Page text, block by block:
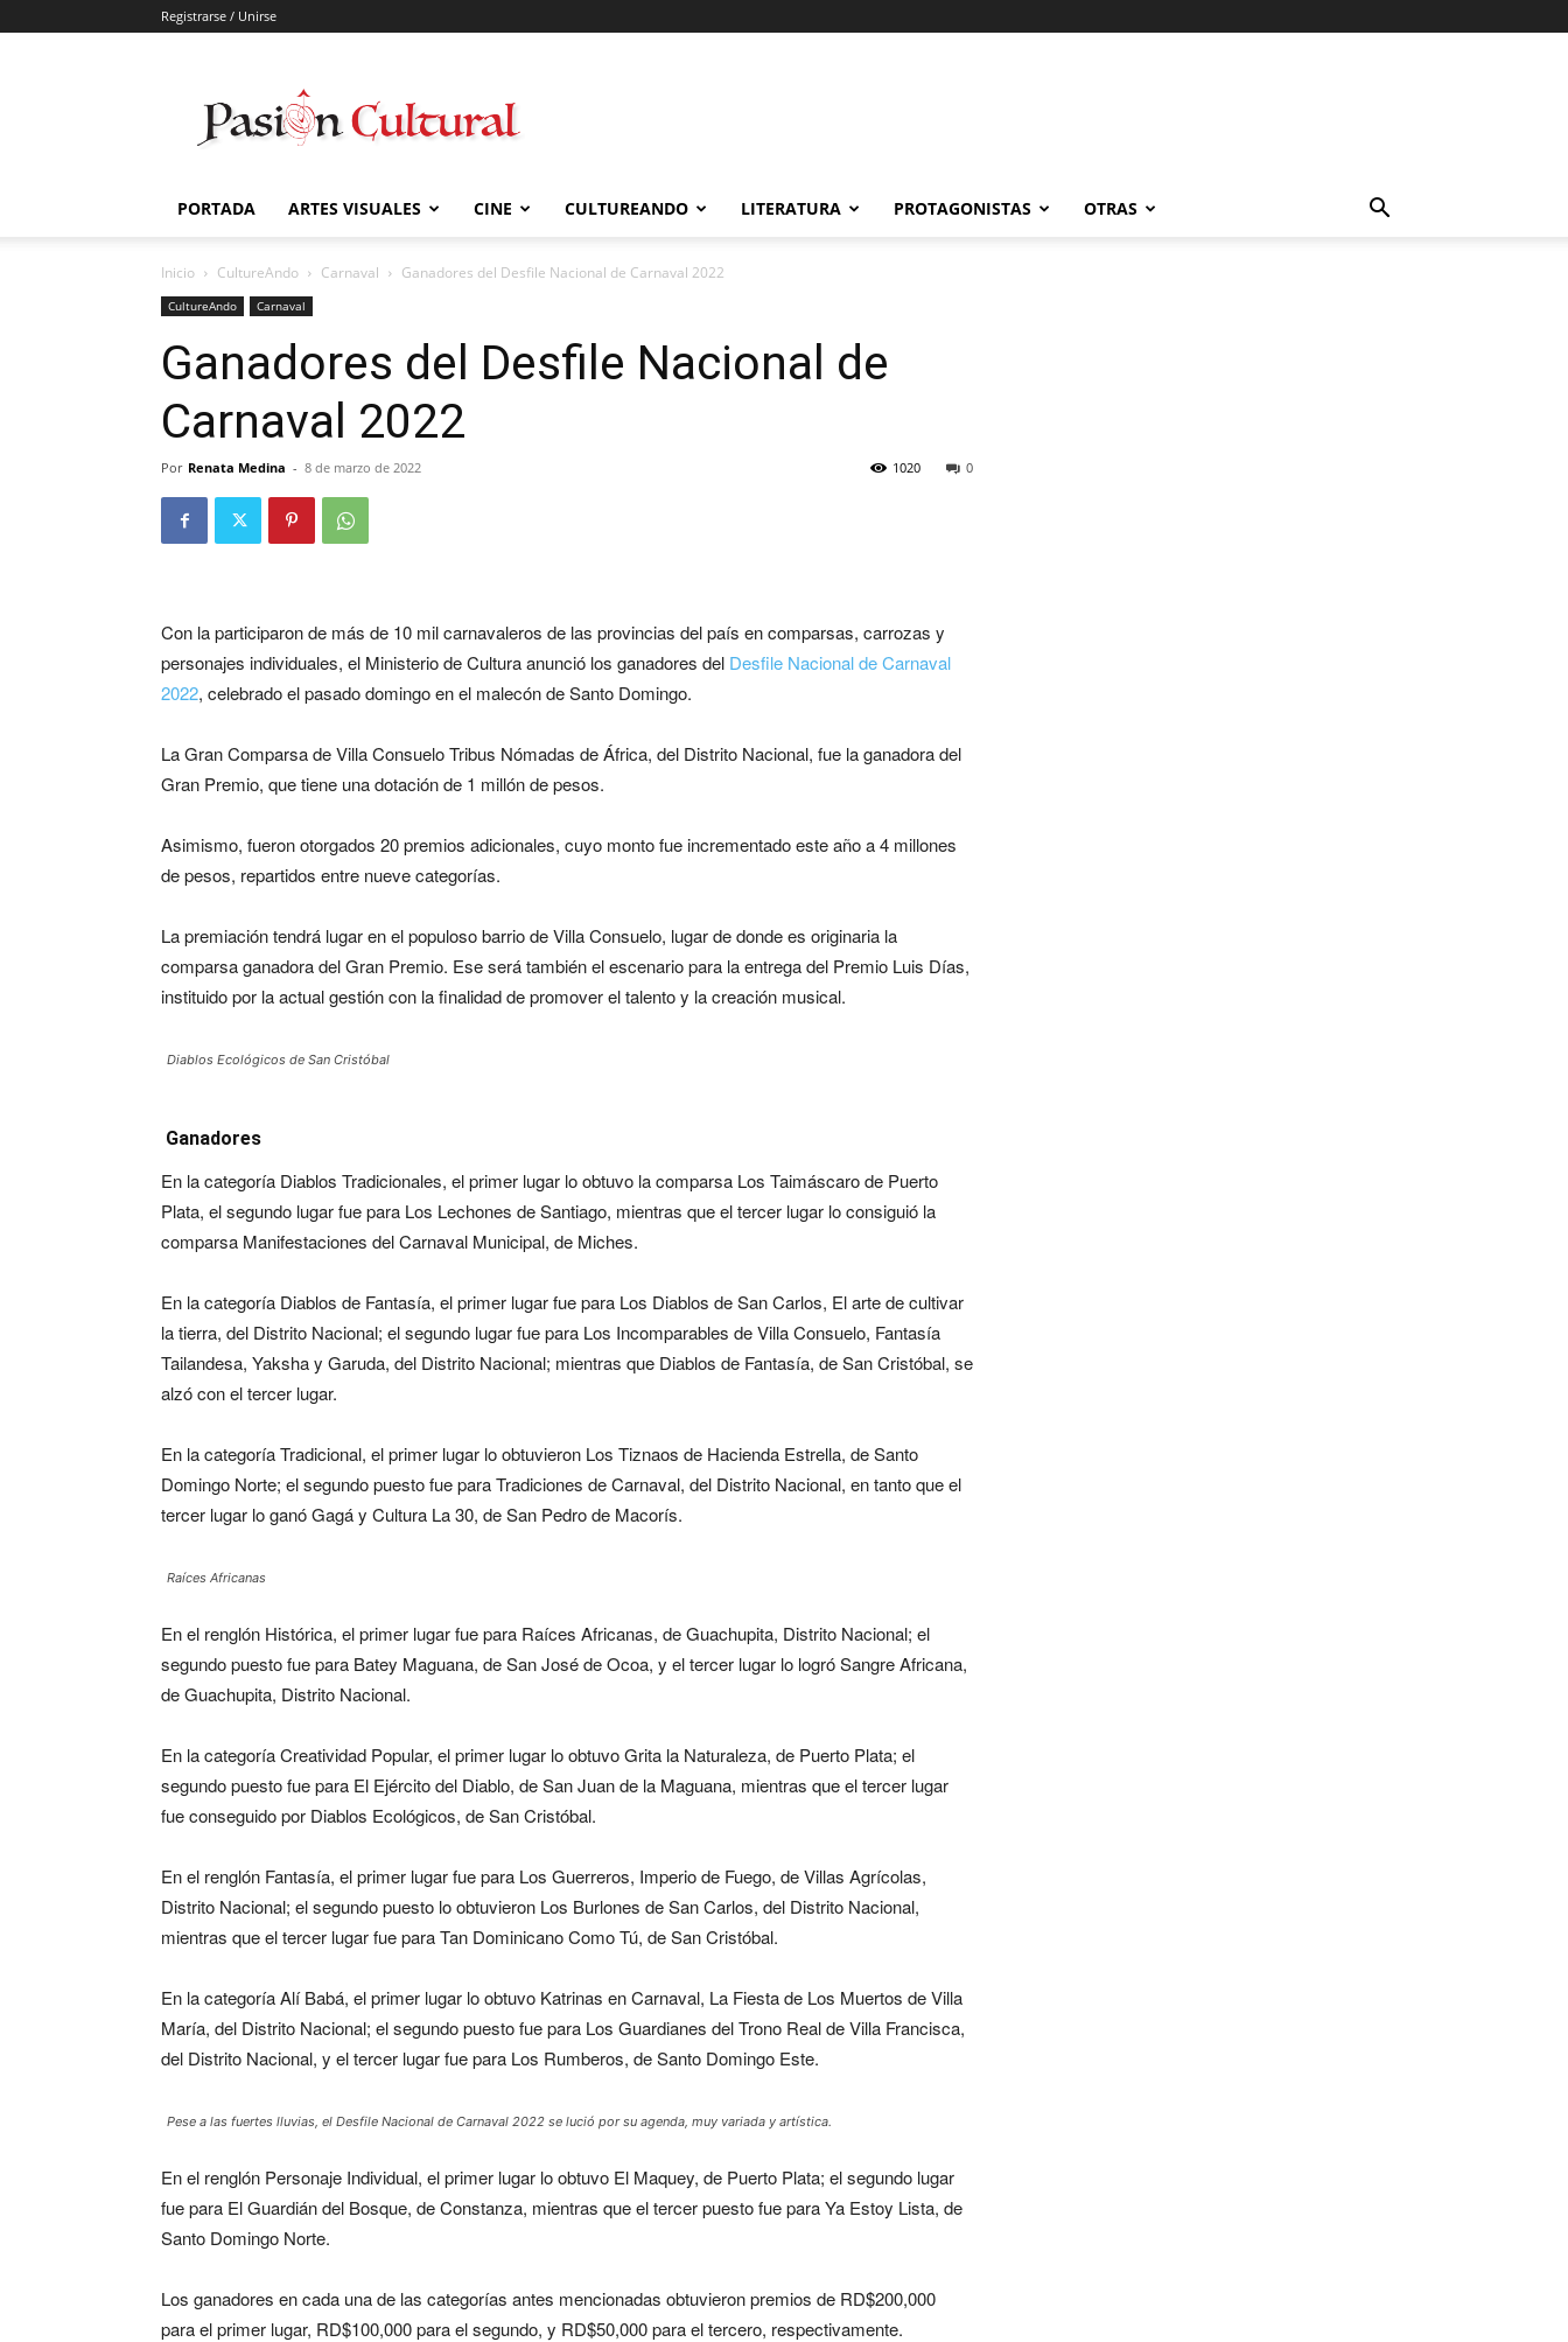
Registrarse / Unirse
Cultural
PORTADA ARTES VISUALES CINE CULTUREANDO LITERATURA PROTAGONISTAS OTRAS
Inicio CultureAndo Carnaval Ganadores del Desfile Nacional de Carnaval 2022
CultureAndo Carnaval
Ganadores del Desfile Nacional de
Carnaval 2022
Por Renata Medina - 8 de marzo de 2022 0
1020
Con la participaron de más de 10 mil carnavaleros de las provincias del país en comparsas, carrozas y
personajes individuales, el Ministerio de Cultura anunció los ganadores del Desfile Nacional de Carnaval
2022, celebrado el pasado domingo en el malecón de Santo Domingo.
La Gran Comparsa de Villa Consuelo Tribus Nómadas de África, del Distrito Nacional, fue la ganadora del
Gran Premio, que tiene una dotación de 1 millón de pesos.
Asimismo, fueron otorgados 20 premios adicionales, cuyo monto fue incrementado este año a 4 millones
de pesos, repartidos entre nueve categorías.
La premiación tendrá lugar en el populoso barrio de Villa Consuelo, lugar de donde es originaria la
comparsa ganadora del Gran Premio. Ese será también el escenario para la entrega del Premio Luis Días,
instituido por la actual gestión con la finalidad de promover el talento y la creación musical.
Diablos Ecológicos de San Cristóbal
Ganadores
En la categoría Diablos Tradicionales, el primer lugar lo obtuvo la comparsa Los Taimáscaro de Puerto
Plata, el segundo lugar fue para Los Lechones de Santiago, mientras que el tercer lugar lo consiguió la
comparsa Manifestaciones del Carnaval Municipal, de Miches.
En la categoría Diablos de Fantasía, el primer lugar fue para Los Diablos de San Carlos, El arte de cultivar
la tierra, del Distrito Nacional; el segundo lugar fue para Los Incomparables de Villa Consuelo, Fantasía
Tailandesa, Yaksha y Garuda, del Distrito Nacional; mientras que Diablos de Fantasía, de San Cristóbal, se
alzó con el tercer lugar.
En la categoría Tradicional, el primer lugar lo obtuvieron Los Tiznaos de Hacienda Estrella, de Santo
Domingo Norte; el segundo puesto fue para Tradiciones de Carnaval, del Distrito Nacional, en tanto que el
tercer lugar lo ganó Gagá y Cultura La 30, de San Pedro de Macorís.
Raíces Africanas
En el renglón Histórica, el primer lugar fue para Raíces Africanas, de Guachupita, Distrito Nacional; el
segundo puesto fue para Batey Maguana, de San José de Ocoa, y el tercer lugar lo logró Sangre Africana,
de Guachupita, Distrito Nacional.
En la categoría Creatividad Popular, el primer lugar lo obtuvo Grita la Naturaleza, de Puerto Plata; el
segundo puesto fue para El Ejército del Diablo, de San Juan de la Maguana, mientras que el tercer lugar
fue conseguido por Diablos Ecológicos, de San Cristóbal.
En el renglón Fantasía, el primer lugar fue para Los Guerreros, Imperio de Fuego, de Villas Agrícolas,
Distrito Nacional; el segundo puesto lo obtuvieron Los Burlones de San Carlos, del Distrito Nacional,
mientras que el tercer lugar fue para Tan Dominicano Como Tú, de San Cristóbal.
En la categoría Alí Babá, el primer lugar lo obtuvo Katrinas en Carnaval, La Fiesta de Los Muertos de Villa
María, del Distrito Nacional; el segundo puesto fue para Los Guardianes del Trono Real de Villa Francisca,
del Distrito Nacional, y el tercer lugar fue para Los Rumberos, de Santo Domingo Este.
Pese a las fuertes lluvias, el Desfile Nacional de Carnaval 2022 se lució por su agenda, muy variada y artística.
En el renglón Personaje Individual, el primer lugar lo obtuvo El Maquey, de Puerto Plata; el segundo lugar
fue para El Guardián del Bosque, de Constanza, mientras que el tercer puesto fue para Ya Estoy Lista, de
Santo Domingo Norte.
Los ganadores en cada una de las categorías antes mencionadas obtuvieron premios de RD$200,000
para el primer lugar, RD$100,000 para el segundo, y RD$50,000 para el tercero, respectivamente.